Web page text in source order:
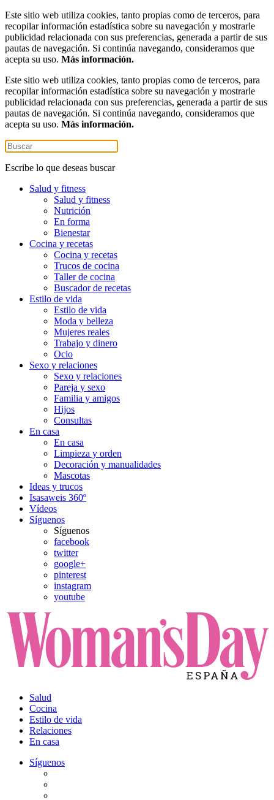
Este sitio web utiliza cookies, tanto propias como de terceros, para
recopilar información estadística sobre su navegación y mostrarle
publicidad relacionada con sus preferencias, generada a partir de sus
pautas de navegación. Si continúa navegando, consideramos que
acepta su uso. Más información.
Este sitio web utiliza cookies, tanto propias como de terceros, para
recopilar información estadística sobre su navegación y mostrarle
publicidad relacionada con sus preferencias, generada a partir de sus
pautas de navegación. Si continúa navegando, consideramos que
acepta su uso. Más información.
Escribe lo que deseas buscar
Salud y fitness
Salud y fitness
Nutrición
En forma
Bienestar
Cocina y recetas
Cocina y recetas
Trucos de cocina
Taller de cocina
Buscador de recetas
Estilo de vida
Estilo de vida
Moda y belleza
Mujeres reales
Trabajo y dinero
Ocio
Sexo y relaciones
Sexo y relaciones
Pareja y sexo
Familia y amigos
Hijos
Consultas
En casa
En casa
Limpieza y orden
Decoración y manualidades
Mascotas
Ideas y trucos
Isasaweis 360º
Vídeos
Síguenos
Síguenos
facebook
twitter
google+
pinterest
instagram
youtube
Salud
Cocina
Estilo de vida
Relaciones
En casa
Síguenos